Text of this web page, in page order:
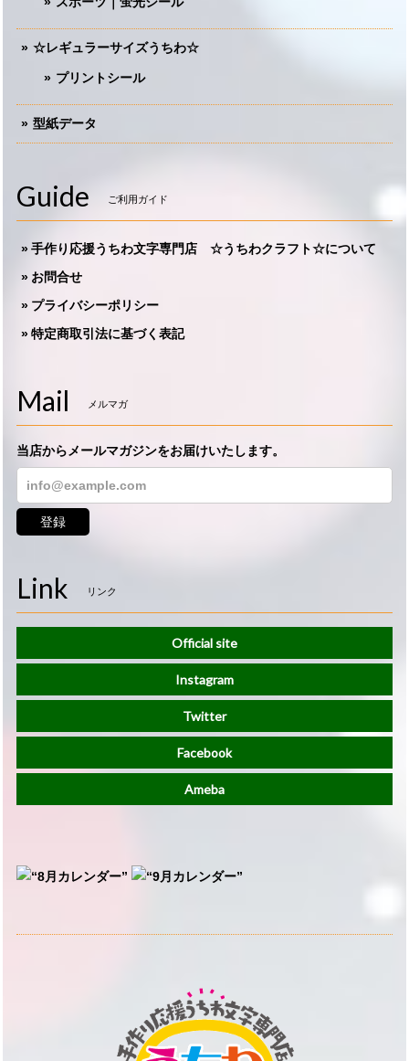
☆レギュラーサイズうちわ☆
プリントシール
型紙データ
Guide ご利用ガイド
手作り応援うちわ文字専門店 ☆うちわクラフト☆について
お問合せ
プライバシーポリシー
特定商取引法に基づく表記
Mail メルマガ
当店からメールマガジンをお届けいたします。
登録
Link リンク
Official site
Instagram
Twitter
Facebook
Ameba